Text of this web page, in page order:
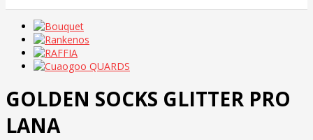
GOLDEN SOCKS GLITTER PRO
LANA